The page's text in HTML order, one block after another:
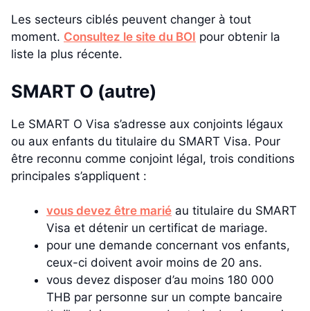
Les secteurs ciblés peuvent changer à tout
moment. Consultez le site du BOI pour obtenir la
liste la plus récente.
SMART O (autre)
Le SMART O Visa s’adresse aux conjoints légaux
ou aux enfants du titulaire du SMART Visa. Pour
être reconnu comme conjoint légal, trois conditions
principales s’appliquent :
vous devez être marié au titulaire du SMART
Visa et détenir un certificat de mariage.
pour une demande concernant vos enfants,
ceux-ci doivent avoir moins de 20 ans.
vous devez disposer d’au moins 180 000
THB par personne sur un compte bancaire